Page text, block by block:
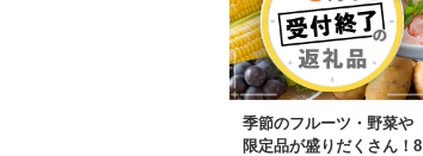
季節のフルーツ・野菜や
限定品が盛りだくさん！8